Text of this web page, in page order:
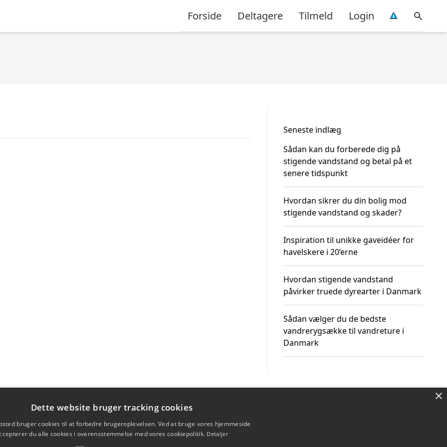
Forside Deltagere Tilmeld Login
Seneste indlæg
Sådan kan du forberede dig på
stigende vandstand og betal på et
senere tidspunkt
Hvordan sikrer du din bolig mod
stigende vandstand og skader?
Inspiration til unikke gaveidéer for
havelskere i 20’erne
Hvordan stigende vandstand
påvirker truede dyrearter i Danmark
Sådan vælger du de bedste
vandrerygsække til vandreture i
Danmark
×
Dette website bruger tracking cookies
bruger cookies til at forbedre brugeroplevelsen. Ved at bruge vores hjemmeside
du alle cookies i overensstemmelse med vores cookiepolitik. Detaljer